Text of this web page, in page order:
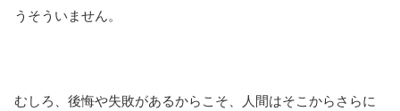
うそういません。
むしろ、後悔や失敗があるからこそ、人間はそこからさらに